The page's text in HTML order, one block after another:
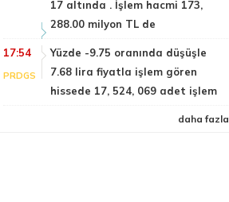
17 altında . İşlem hacmi 173,
288.00 milyon TL de
17:54
PRDGS
Yüzde -9.75 oranında düşüşle
7.68 lira fiyatla işlem gören
hissede 17, 524, 069 adet işlem
daha fazla